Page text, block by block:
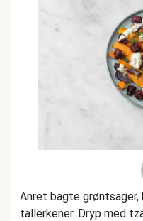
Anret bagte
tallerkener. Dryp med